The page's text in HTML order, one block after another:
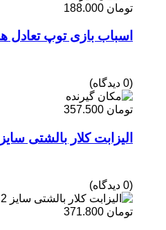
تومان
اسباب بازی توپ تعادل
(0 دیدگاه)
تومان
الیزابت کلار بالشتی سایز 1
(0 دیدگاه)
تومان